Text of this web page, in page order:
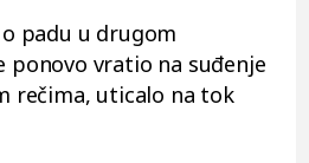
padu u drugom
ponovo vratio na suđenje
rečima, uticalo na tok